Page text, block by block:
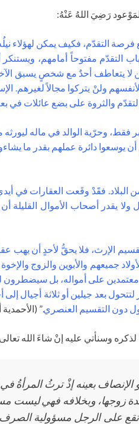
رَضِيَ اللهُ عَنْهُ:
فرصة التقدّم، فكيف يمكن لهؤلاء
التقدّم مفتوحاً أمامهم،
يتعاطف أحدٌ مع شخصٍ يسبق
ولنْ يتركوا مجالاً
والثروة على بضع عائلات في
فقط، وحرّية الوالد في ماله
يوسعوا دائرة عملهم بقدر ما
فقََدْ وقَعت العقارات في
يقدر أصحاب الأموال
الإرث، فلا يحقُّ لأحدٍ أن يهب
والأبوين والزوج والإخوة
معتمدين على أمواله، بل
بعد جيلين أو ثلاثة أجيال
دون التقسيم العنصري.” (الأحمدية
وسنأتي عليه إنْ شاءَ الله
الإنصاف بعينه إذْ ترثُ
زوجها، وبخلافه فهي ليست
تقع على الرجل مسؤولية